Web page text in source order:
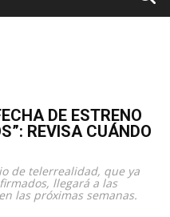
DE ESTRENO
REVISA CUÁNDO
de telerrealidad, que ya
llegará a las
las próximas semanas.